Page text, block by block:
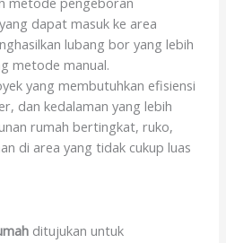
dapat masuk ke area
lubang bor yang lebih
metode manual.
yang membutuhkan efisiensi
dan kedalaman yang lebih
rumah bertingkat, ruko,
di area yang tidak cukup luas
ditujukan untuk